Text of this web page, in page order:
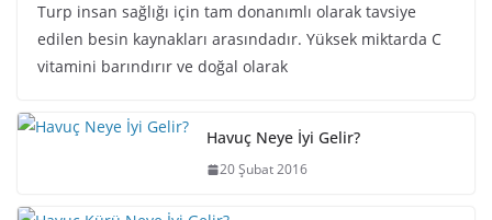
Turp insan sağlığı için tam donanımlı olarak tavsiye
edilen besin kaynakları arasındadır. Yüksek miktarda C
vitamini barındırır ve doğal olarak
Havuç Neye İyi Gelir?
20 Şubat 2016